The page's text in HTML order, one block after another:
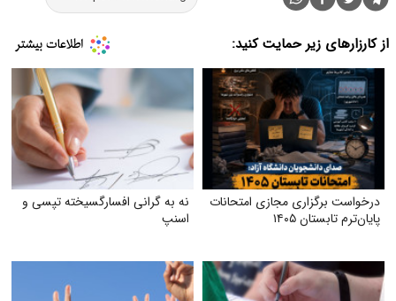
از کارزارهای زیر حمایت کنید:
درخواست برگزاری مجازی امتحانات
پایان‌ترم تابستان ۱۴۰۵
نه به گرانی افسارگسیخته تپسی و
اسنپ